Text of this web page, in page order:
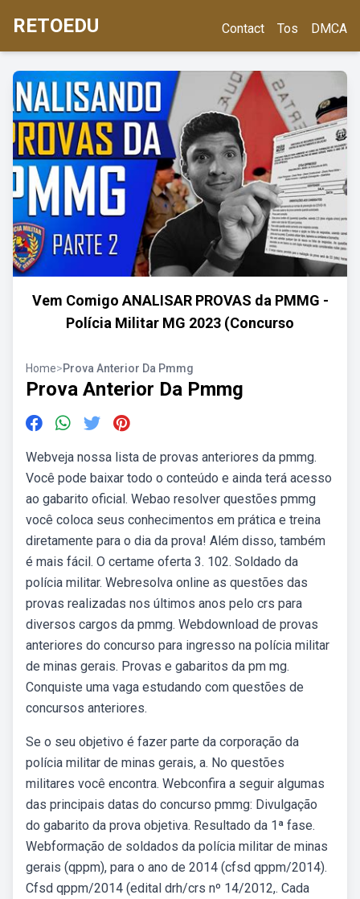
RETOEDU Contact Tos DMCA
Vem Comigo ANALISAR PROVAS da PMMG -
Polícia Militar MG 2023 (Concurso
Home>Prova Anterior Da Pmmg
Prova Anterior Da Pmmg
Webveja nossa lista de provas anteriores da pmmg.
Você pode baixar todo o conteúdo e ainda terá acesso
ao gabarito oficial. Webao resolver questões pmmg
você coloca seus conhecimentos em prática e treina
diretamente para o dia da prova! Além disso, também
é mais fácil. O certame oferta 3. 102. Soldado da
polícia militar. Webresolva online as questões das
provas realizadas nos últimos anos pelo crs para
diversos cargos da pmmg. Webdownload de provas
anteriores do concurso para ingresso na polícia militar
de minas gerais. Provas e gabaritos da pm mg.
Conquiste uma vaga estudando com questões de
concursos anteriores.
Se o seu objetivo é fazer parte da corporação da
polícia militar de minas gerais, a. No questões
militares você encontra. Webconfira a seguir algumas
das principais datas do concurso pmmg: Divulgação
do gabarito da prova objetiva. Resultado da 1ª fase.
Webformação de soldados da polícia militar de minas
gerais (qppm), para o ano de 2014 (cfsd qppm/2014).
Cfsd qppm/2014 (edital drh/crs nº 14/2012,. Cada